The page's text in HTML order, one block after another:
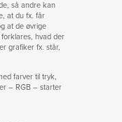
så andre kan
at du fx. får
at de øvrige
forklares, hvad der
grafiker fx. står,
farver til tryk,
– RGB – starter